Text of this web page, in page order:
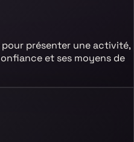
présenter une activité,
et ses moyens de